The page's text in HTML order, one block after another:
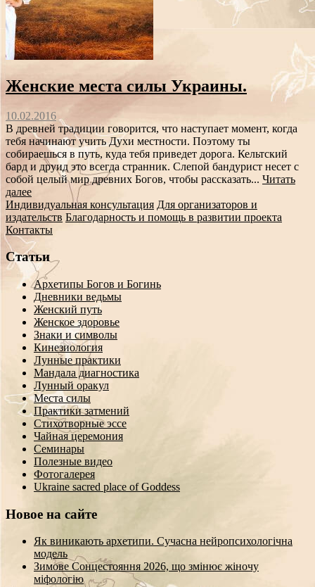
Женские места силы Украины.
10.02.2016
В древней традиции говорится, что наступает момент, когда
тебя начинают учить Духи местности. Поэтому ты
собираешься в путь, куда тебя приведет дорога. Кельтский
бард и друид это всегда странник. Слепой бандурист несет с
собой целый мир древних Богов, чтобы рассказать... Читать
далее
Индивидуальная консультация Для организаторов и
издательств Благодарность и помощь в развитии проекта
Контакты
Статьи
Архетипы Богов и Богинь
Дневники ведьмы
Женский путь
Женское здоровье
Знаки и символы
Кинезиология
Лунные практики
Мандала диагностика
Лунный оракул
Места силы
Практики затмений
Стихотворные эссе
Чайная церемония
Семинары
Полезные видео
Фотогалерея
Ukraine sacred place of Goddess
Новое на сайте
Як виникають архетипи. Сучасна нейропсихологічна
модель
Зимове Сонцестояння 2026, що змінює жіночу
міфологію